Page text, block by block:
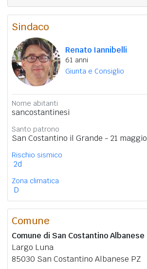
Sindaco
Renato Iannibelli
61 anni
Giunta e Consiglio
Nome abitanti
sancostantinesi
Santo patrono
San Costantino il Grande - 21 maggio
Rischio sismico
2d
Zona climatica
D
Comune
Comune di San Costantino Albanese
Largo Luna
85030 San Costantino Albanese PZ